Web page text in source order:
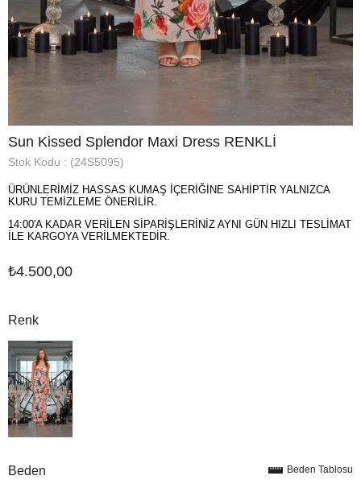
Sun Kissed Splendor Maxi Dress RENKLİ
Stok Kodu (24S5095)
ÜRÜNLERİMİZ HASSAS KUMAŞ İÇERİĞİNE SAHİPTİR YALNIZCA
KURU TEMİZLEME ÖNERİLİR.
14:00'A KADAR VERİLEN SİPARİŞLERİNİZ AYNI GÜN HIZLI TESLİMAT
İLE KARGOYA VERİLMEKTEDİR.
₺4.500,00
Renk
Beden Beden Tablosu